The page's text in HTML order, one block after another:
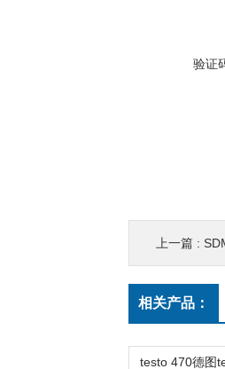
验证
上一篇 :
相关产品：